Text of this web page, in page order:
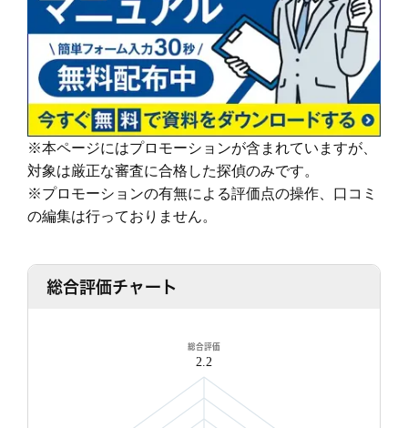
そよかぜ探偵事務所に、どうぞお気軽にご相談ください。
平均の約6倍！)
毎年最新機材を購入しています。
(他社２～３年に１回買い替え)
続きを読む
カウンセリング 「明朗会計」がモットー。 あとから請求は時
間延長以外一切なし！
依頼者様にあった最適なプランを、オーダーメ
イドで提案します。
続きを読む
報告書 「明朗会計」がモットー。 あとから請求は時
間延長以外一切なし！
依頼者様にあった最適なプランを、オーダーメ
イドで提案します。
金 土 日
○
※本ページにはプロモーションが含まれていますが、
対象は厳正な審査に合格した探偵のみです。
※プロモーションの有無による評価点の操作、口コミ
の編集は行っておりません。
総合評価チャート
総合評価
2.2